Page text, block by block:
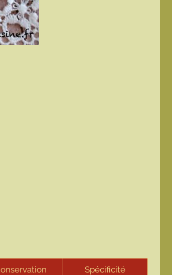
Spécificité